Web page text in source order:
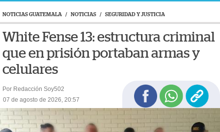
NOTICIAS GUATEMALA / NOTICIAS / SEGURIDAD Y JUSTICIA
White Fense 13: estructura criminal
que en prisión portaban armas y
celulares
Por Redacción Soy502
07 de agosto de 2026, 20:57